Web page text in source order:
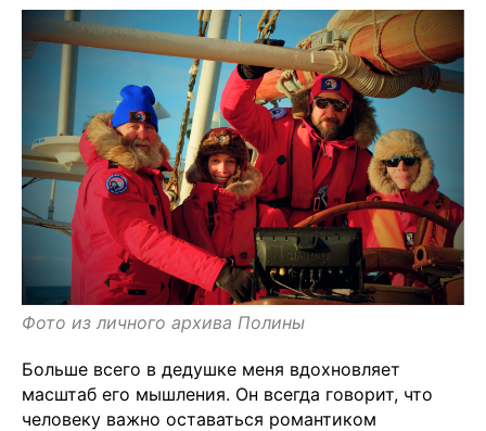
Фото из личного архива Полины
Больше всего в дедушке меня вдохновляет
масштаб его мышления. Он всегда говорит, что
человеку важно оставаться романтиком